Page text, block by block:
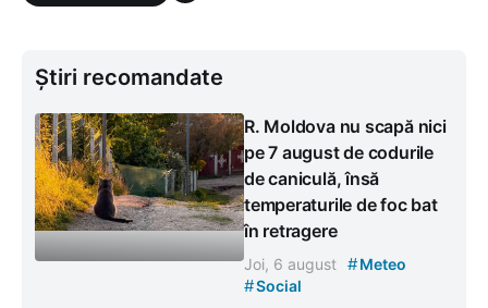
Știri recomandate
R. Moldova nu scapă nici
pe 7 august de codurile
de caniculă, însă
temperaturile de foc bat
în retragere
Joi, 6 august #Meteo
#Social